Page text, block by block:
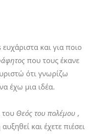
και για ποιο
που τους έκανε
ότι γνωρίζω
έχω μια ιδέα.
του Θεός του πολέμου ,
και έχετε πιέσει